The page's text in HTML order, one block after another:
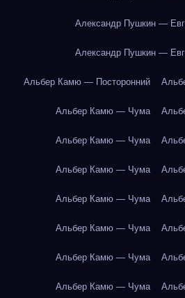
Александр Пушкин —
Александр Пушкин —
Альбер Камю — Посторонний
Альбер Камю — Чума
Альбер Камю — Чума
Альбер Камю — Чума
Альбер Камю — Чума
Альбер Камю — Чума
Альбер Камю — Чума
Альбер Камю — Чума